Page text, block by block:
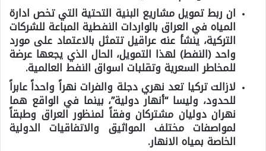
ان ربط تمويل مشاريع البنية التحتية التي تخص ادارة
المياه في العراق بالواردات النفطية المباعة للشركات
التركية، ينشأ عنه عراقيل تتمثل بالاعتماد على مورد
واحد (النفط) لهذا التمويل، الحال الذي يجعها عرضة
للمخاطر السعرية وتقلبات اسواق النفط العالمية.
لازالت تركيا تعد نهري دجلة والفرات نهراً واحداً عابراً
للحدود، وليسا “أنهار دولية”، بينما في الواقع هما
نهران دوليان مشتركان وفقاً لمنظور العراق وطبقاً
لمواصفات مختلف المواثيق والاتفاقيات الدولية
الخاصة بمياه الانهار.